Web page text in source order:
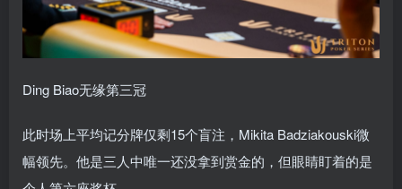
Ding Biao无缘第三冠
此时场上平均记分牌仅剩15个盲注，Mikita Badziakouski微
幅领先。他是三人中唯一还没拿到赏金的，但眼睛盯着的是